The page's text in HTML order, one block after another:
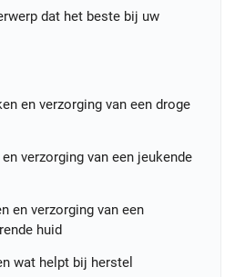
dat het beste bij uw
en verzorging van een droge
verzorging van een jeukende
en verzorging van een
huid
wat helpt bij herstel